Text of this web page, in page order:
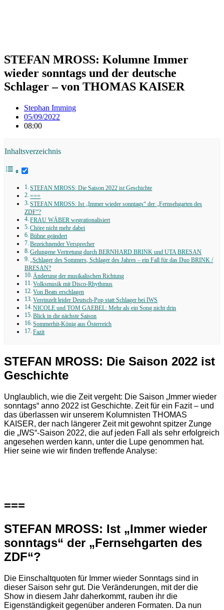
STEFAN MROSS: Kolumne Immer
wieder sonntags und der deutsche
Schlager – von THOMAS KAISER
Stephan Imming
05/09/2022
08:00
Inhaltsverzeichnis
STEFAN MROSS: Die Saison 2022 ist Geschichte
===
STEFAN MROSS: Ist „Immer wieder sonntags“ der „Fernsehgarten des
ZDF“?
FRAU WÄBER wegrationalisiert
Chöre nicht mehr dabei
Bühne geändert
Bezeichnender Versprecher
Gelungene Vertretung durch BERNHARD BRINK und UTA BRESAN
„Schlager des Sommers, Schlager des Jahres – ein Fall für das Duo BRINK /
BRESAN?
Änderung der musikalischen Richtung
Volksmusik mit Disco-Rhythmus
Von Beats erschlagen
Vereinzelt leider Deutsch-Pop statt Schlager bei IWS
NICOLE und TOM GAEBEL: Mehr als ein Song nicht drin
Blick in die nächste Saison
Sommerhit-König aus Österreich
Fazit
STEFAN MROSS: Die Saison 2022 ist
Geschichte
Unglaublich, wie die Zeit vergeht: Die Saison „Immer wieder
sonntags“ anno 2022 ist Geschichte. Zeit für ein Fazit – und
das überlassen wir unserem Kolumnisten THOMAS
KAISER, der nach längerer Zeit mit gewohnt spitzer Zunge
die „IWS“-Saison 2022, die auf jeden Fall als sehr erfolgreich
angesehen werden kann, unter die Lupe genommen hat.
Hier seine wie wir finden treffende Analyse:
===
STEFAN MROSS: Ist „Immer wieder
sonntags“ der „Fernsehgarten des
ZDF“?
Die Einschaltquoten für Immer wieder Sonntags sind in
dieser Saison sehr gut. Die Veränderungen, mit der die
Show in diesem Jahr daherkommt, rauben ihr die
Eigenständigkeit gegenüber anderen Formaten. Da nun